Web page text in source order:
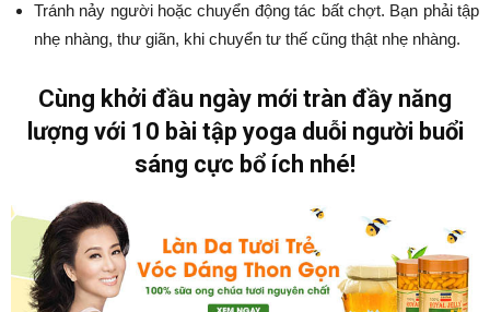
Tránh nảy người hoặc chuyển động tác bất chợt. Bạn phải tập
nhẹ nhàng, thư giãn, khi chuyển tư thế cũng thật nhẹ nhàng.
Cùng khởi đầu ngày mới tràn đầy năng
lượng với 10 bài tập yoga duỗi người buổi
sáng cực bổ ích nhé!